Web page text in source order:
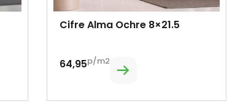
Cifre Alma Ochre 8×21.5
64,95p/m2